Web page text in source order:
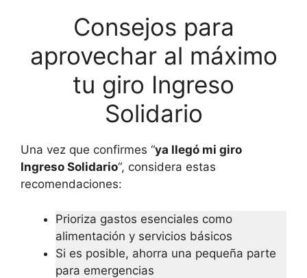
Consejos para
aprovechar al máximo
tu giro Ingreso
Solidario
Una vez que confirmes “ya llegó mi giro
Ingreso Solidario“, considera estas
recomendaciones:
Prioriza gastos esenciales como
alimentación y servicios básicos
Si es posible, ahorra una pequeña parte
para emergencias